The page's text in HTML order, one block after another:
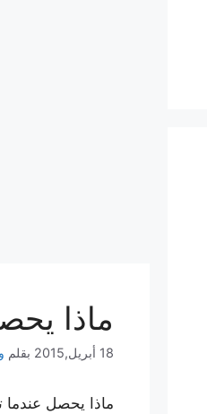
ماذا
18 أبريل,2015 بقلم
ماذا يحصل عندما